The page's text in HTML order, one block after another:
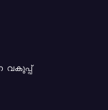
വകുപ്പ്